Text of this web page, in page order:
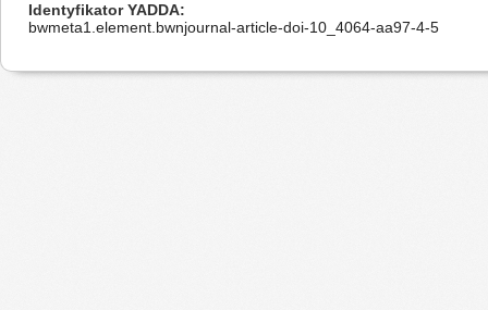
Identyfikator YADDA
bwmeta1.element.bwnjournal-article-doi-10_4064-aa97-4-5